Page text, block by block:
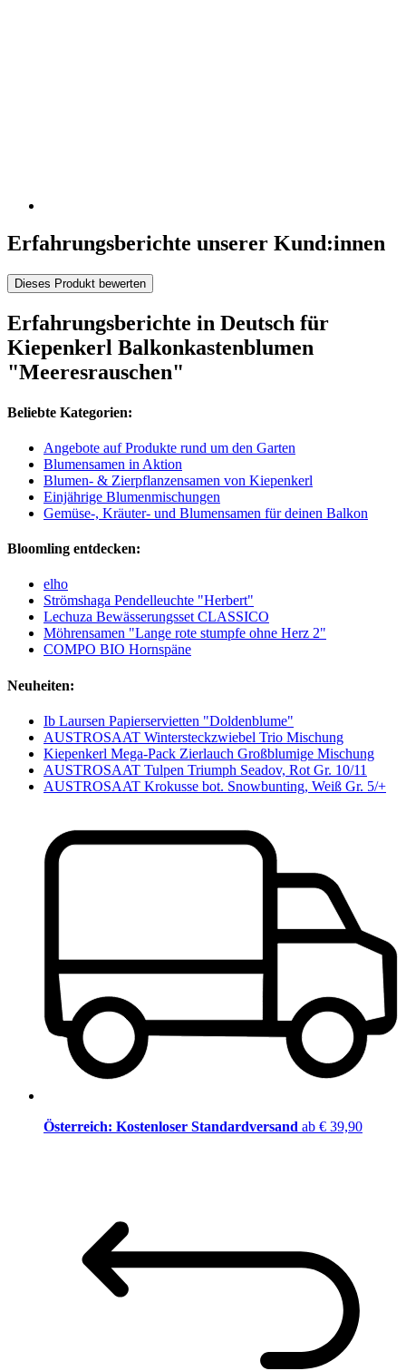
Erfahrungsberichte unserer Kund:innen
Dieses Produkt bewerten
Erfahrungsberichte in Deutsch für
Kiepenkerl Balkonkastenblumen
"Meeresrauschen"
Beliebte Kategorien:
Angebote auf Produkte rund um den Garten
Blumensamen in Aktion
Blumen- & Zierpflanzensamen von Kiepenkerl
Einjährige Blumenmischungen
Gemüse-, Kräuter- und Blumensamen für deinen Balkon
Bloomling entdecken:
elho
Strömshaga Pendelleuchte "Herbert"
Lechuza Bewässerungsset CLASSICO
Möhrensamen "Lange rote stumpfe ohne Herz 2"
COMPO BIO Hornspäne
Neuheiten:
Ib Laursen Papierservietten "Doldenblume"
AUSTROSAAT Wintersteckzwiebel Trio Mischung
Kiepenkerl Mega-Pack Zierlauch Großblumige Mischung
AUSTROSAAT Tulpen Triumph Seadov, Rot Gr. 10/11
AUSTROSAAT Krokusse bot. Snowbunting, Weiß Gr. 5/+
Österreich: Kostenloser Standardversand ab € 39,90